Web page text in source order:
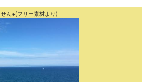
ん※(フリー素材より)